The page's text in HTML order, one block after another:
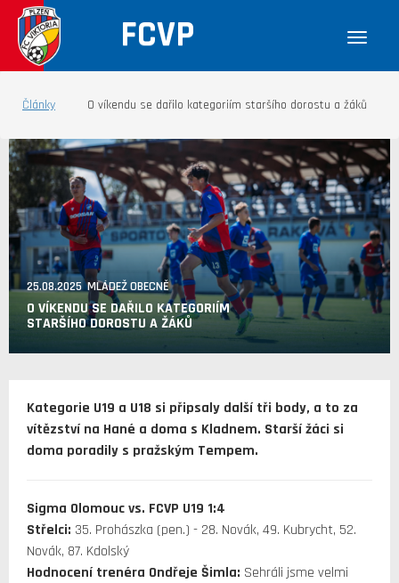
FCVP
Články O víkendu se dařilo kategoriím staršího dorostu a žáků
25.08.2025 MLÁDEŽ OBECNĚ
O VÍKENDU SE DAŘILO KATEGORIÍM
STARŠÍHO DOROSTU A ŽÁKŮ
Kategorie U19 a U18 si připsaly další tři body, a to za
vítězství na Hané a doma s Kladnem. Starší žáci si
doma poradily s pražským Tempem.
Sigma Olomouc vs. FCVP U19 1:4
Střelci: 35. Prohászka (pen.) - 28. Novák, 49. Kubrycht, 52.
Novák, 87. Kdolský
Hodnocení trenéra Ondřeje Šimla: Sehráli jsme velmi